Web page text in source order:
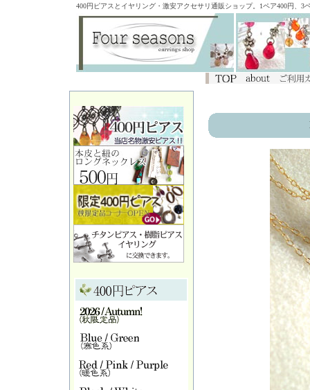
400円ピアスとイヤリング・激安アクセサリ通販ショップ。1ペア400円、